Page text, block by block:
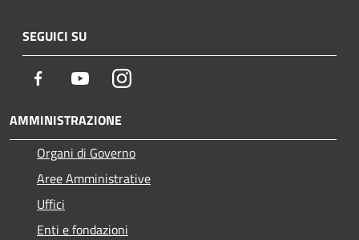
SEGUICI SU
Facebook YoutubeInstagram
AMMINISTRAZIONE
Organi di Governo
Aree Amministrative
Uffici
Enti e fondazioni